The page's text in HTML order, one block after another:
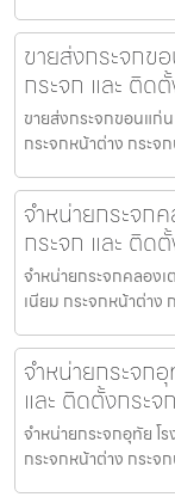
ขายส่งกระจกข
กระจก และ ติด
ขายส่งกระจกขอนแก่
กระจกหน้าต่าง กระจ
จำหน่ายกระจก
กระจก และ ติด
จำหน่ายกระจกคลองเ
เนียม กระจกหน้าต่าง
จำหน่ายกระจก
และ ติดตั้งกระ
จำหน่ายกระจกอุทัย โ
กระจกหน้าต่าง กระจ